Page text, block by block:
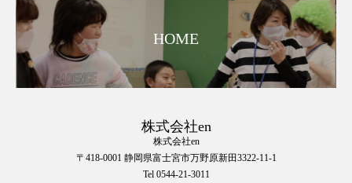
HOME
株式会社en
株式会社en
〒418-0001 静岡県富士宮市万野原新田3322-11-1
Tel 0544-21-3011